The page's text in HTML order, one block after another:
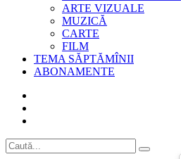
ARTE VIZUALE
MUZICĂ
CARTE
FILM
TEMA SĂPTĂMÎNII
ABONAMENTE